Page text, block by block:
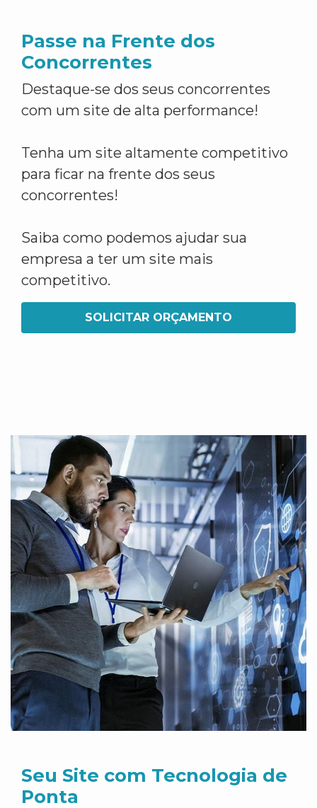
Passe na Frente dos
Concorrentes
Destaque-se dos seus concorrentes
com um site de alta performance!
Tenha um site altamente competitivo
para ficar na frente dos seus
concorrentes!
Saiba como podemos ajudar sua
empresa a ter um site mais
competitivo.
SOLICITAR ORÇAMENTO
Seu Site com Tecnologia de
Ponta